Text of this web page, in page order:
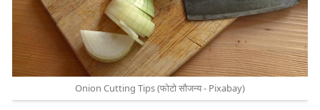
Onion Cutting Tips (फोटो सौजन्य - Pixabay)